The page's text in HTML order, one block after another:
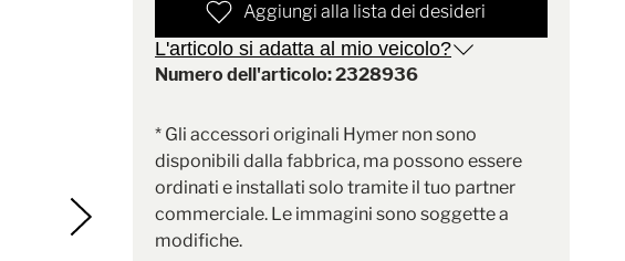
Aggiungi alla lista dei desideri
L'articolo si adatta al mio veicolo?
Numero dell'articolo: 2328936
* Gli accessori originali Hymer non sono
disponibili dalla fabbrica, ma possono essere
ordinati e installati solo tramite il tuo partner
commerciale. Le immagini sono soggette a
modifiche.